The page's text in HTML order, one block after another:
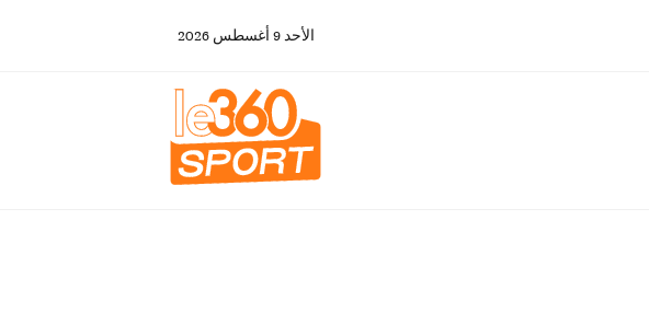
الأحد 9 أغسطس 2026